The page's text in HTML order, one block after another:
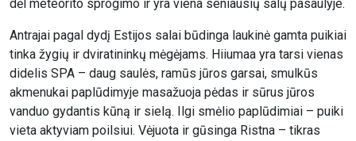
dėl meteorito sprogimo ir yra viena seniausių salų pasaulyje.
Antrajai pagal dydį Estijos salai būdinga laukinė gamta puikiai
tinka žygių ir dviratininkų mėgėjams. Hiiumaa yra tarsi vienas
didelis SPA – daug saulės, ramūs jūros garsai, smulkūs
akmenukai paplūdimyje masažuoja pėdas ir sūrus jūros
vanduo gydantis kūną ir sielą. Ilgi smėlio paplūdimiai – puiki
vieta aktyviam poilsiui. Vėjuota ir gūsinga Ristna – tikras